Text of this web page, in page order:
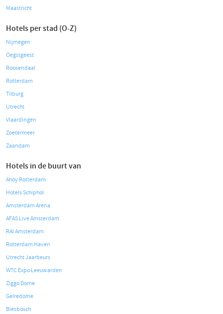
Maastricht
Hotels per stad (O-Z)
Nijmegen
Oegstgeest
Roosendaal
Rotterdam
Tilburg
Utrecht
Vlaardingen
Zoetermeer
Zaandam
Hotels in de buurt van
Ahoy Rotterdam
Hotels Schiphol
Amsterdam Arena
AFAS Live Amsterdam
RAI Amsterdam
Rotterdam Haven
Utrecht Jaarbeurs
WTC Expo Leeuwarden
Ziggo Dome
Gelredome
Biesbosch